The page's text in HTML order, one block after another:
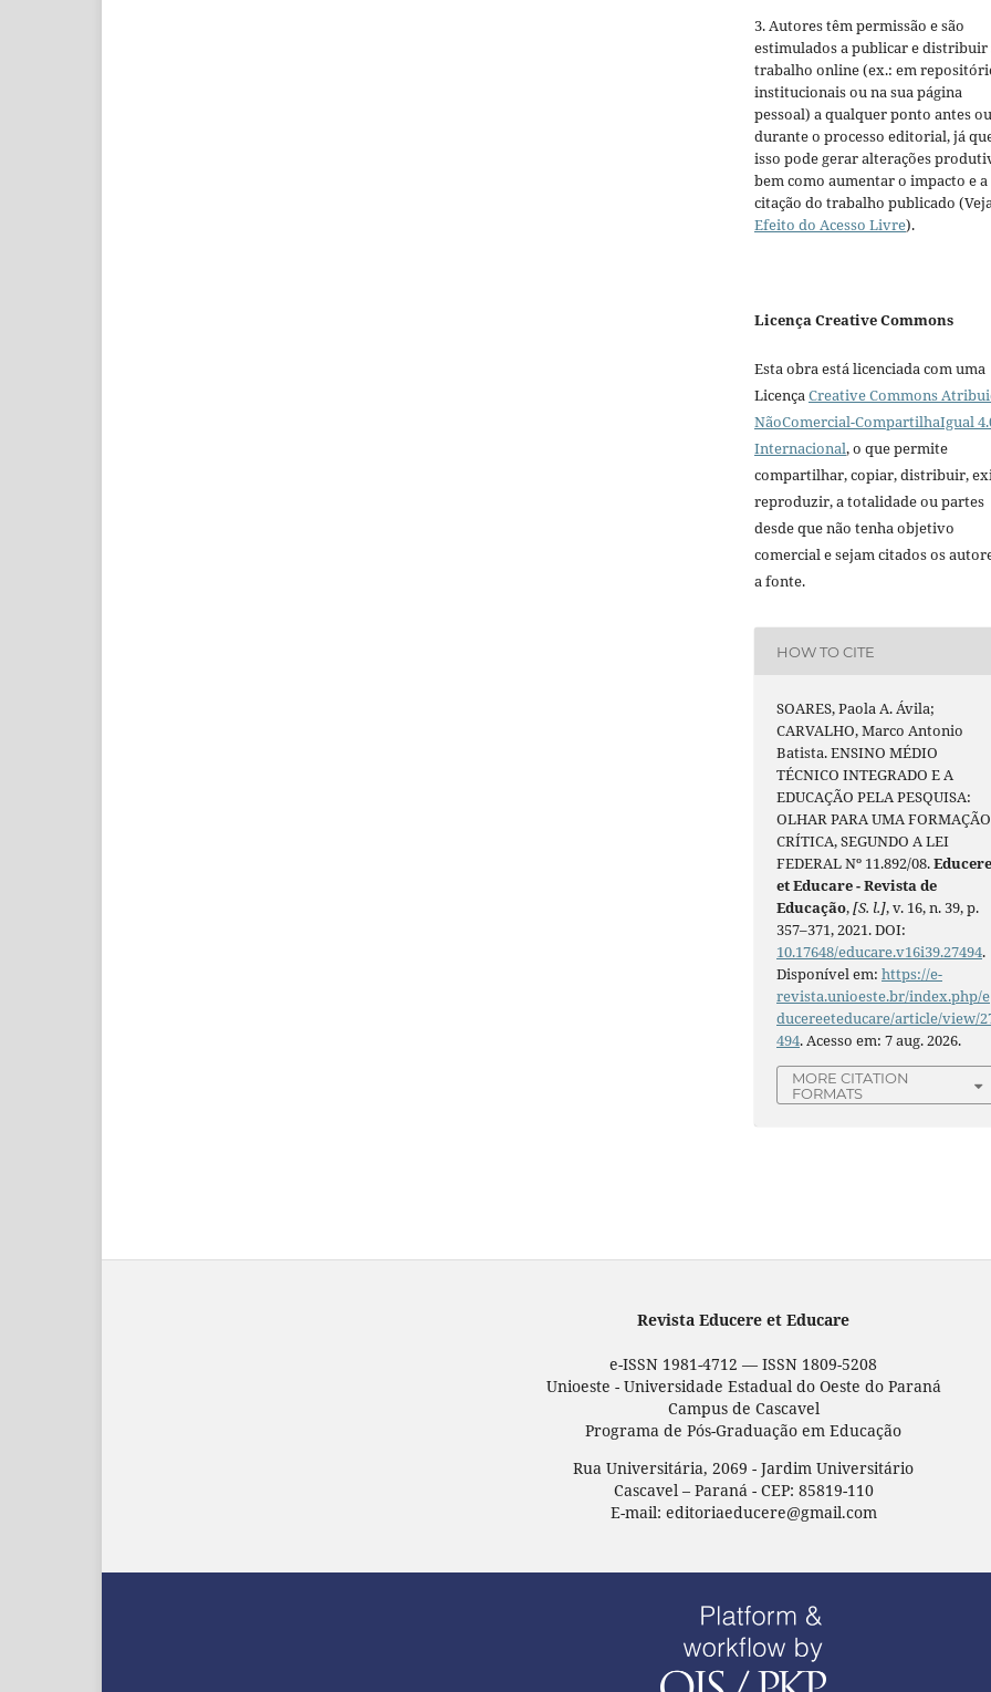
3. Autores têm permissão e são
estimulados a publicar e distribuir
trabalho online (ex.: em
institucionais ou na sua página
pessoal) a qualquer ponto antes ou
durante o processo editorial, já
isso pode gerar alterações
bem como aumentar o impacto e a
citação do trabalho publicado
Efeito do Acesso Livre).
Licença Creative Commons
Esta obra está licenciada com uma
LicençaCreative Commons
NãoComercial-CompartilhaIgual
Internacional, o que permite
compartilhar, copiar, distribuir,
reproduzir, a totalidade ou partes
desde que não tenha objetivo
comercial e sejam citados os
a fonte.
HOW TO CITE
SOARES, Paola A. Ávila;
CARVALHO, Marco Antonio
Batista. ENSINO MÉDIO
TÉCNICO INTEGRADO E A
EDUCAÇÃO PELA PESQUISA:
OLHAR PARA UMA FORMAÇÃO
CRÍTICA, SEGUNDO A LEI
FEDERAL Nº 11.892/08.Educere
et Educare - Revista de
Educação,[S. l.], v. 16, n. 39, p.
357–371, 2021. DOI:
10.17648/educare.v16i39.27494.
Disponível em:https://e-
revista.unioeste.br/index.php/e
ducereeteducare/article/view/
494. Acesso em: 7 aug. 2026.
MORE CITATION
FORMATS
Revista Educere et Educare
e-ISSN 1981-4712 — ISSN 1809-5208
Unioeste - Universidade Estadual do Oeste do Paraná
Campus de Cascavel
Programa de Pós-Graduação em Educação
Rua Universitária, 2069 - Jardim Universitário
Cascavel – Paraná - CEP: 85819-110
E-mail: editoriaeducere@gmail.com